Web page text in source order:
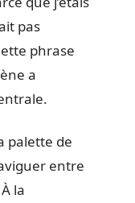
pas
phrase
a
palette de
entre
la